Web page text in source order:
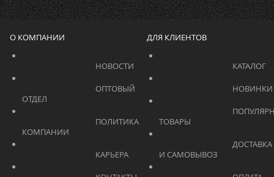
О КОМПАНИИ
			    		КАРЬЕРА
ДЛЯ КЛИЕНТОВ